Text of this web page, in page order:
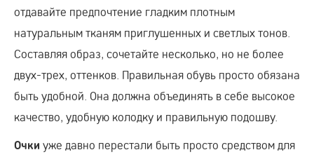
отдавайте предпочтение гладким плотным
натуральным тканям приглушенных и светлых тонов.
Составляя образ, сочетайте несколько, но не более
двух-трех, оттенков. Правильная обувь просто обязана
быть удобной. Она должна объединять в себе высокое
качество, удобную колодку и правильную подошву.
Очки уже давно перестали быть просто средством для